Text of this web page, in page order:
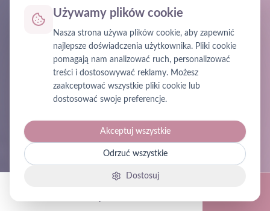
Używamy plików cookie
Nasza strona używa plików cookie, aby zapewnić
najlepsze doświadczenia użytkownika. Pliki cookie
pomagają nam analizować ruch, personalizować
treści i dostosowywać reklamy. Możesz
zaakceptować wszystkie pliki cookie lub
dostosować swoje preferencje.
Akceptuj wszystkie
Odrzuć wszystkie
Dostosuj